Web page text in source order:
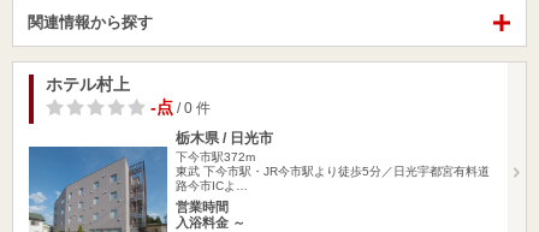
関連情報から探す
ホテル村上
-点 / 0 件
栃木県 / 日光市
下今市駅372m
東武 下今市駅・JR今市駅より徒歩5分／日光宇都宮有料道
路今市ICよ…
営業時間
入浴料金 ～